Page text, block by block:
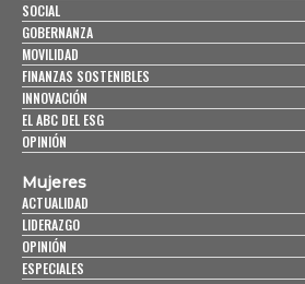
SOCIAL
GOBERNANZA
MOVILIDAD
FINANZAS SOSTENIBLES
INNOVACIÓN
EL ABC DEL ESG
OPINIÓN
Mujeres
ACTUALIDAD
LIDERAZGO
OPINIÓN
ESPECIALES